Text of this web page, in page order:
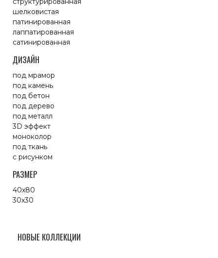
шелковистая
патинированная
лаппатированная
сатинированная
ДИЗАЙН
под мрамор
под камень
под бетон
под дерево
под металл
3D эффект
моноколор
под ткань
с рисунком
РАЗМЕР
40x80
30x30
НОВЫЕ КОЛЛЕКЦИИ